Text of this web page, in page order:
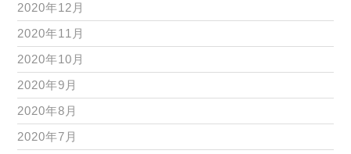
2020年12月
2020年11月
2020年10月
2020年9月
2020年8月
2020年7月